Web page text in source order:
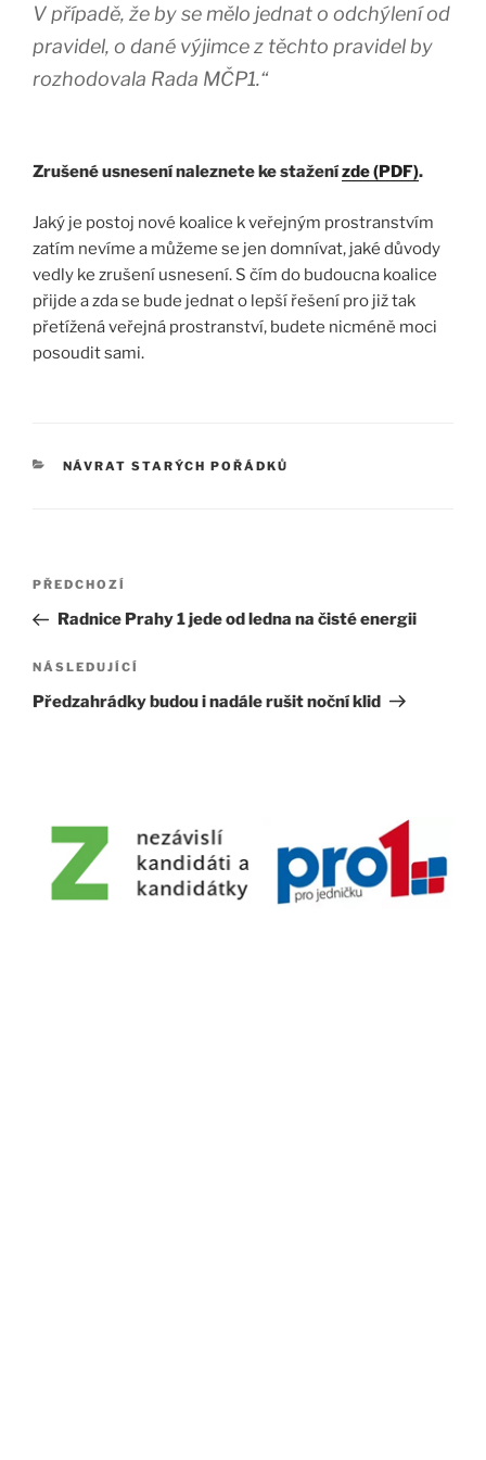
V případě, že by se mělo jednat o odchýlení od
pravidel, o dané výjimce z těchto pravidel by
rozhodovala Rada MČP1.“
Zrušené usnesení naleznete ke staženízde (PDF).
Jaký je postoj nové koalice k veřejným prostranstvím
zatím nevíme a můžeme se jen domnívat, jaké důvody
vedly ke zrušení usnesení. S čím do budoucna koalice
přijde a zda se bude jednat o lepší řešení pro již tak
přetížená veřejná prostranství, budete nicméně moci
posoudit sami.
RUBRIKY
NÁVRAT STARÝCH POŘÁDKŮ
Navigace
příspěvek
Předchozí
příspěvek
PŘEDCHOZÍ
Radnice Prahy 1 jede od ledna na čisté energii
Následující
příspěvek
NÁSLEDUJÍCÍ
Předzahrádky budou i nadále rušit noční klid